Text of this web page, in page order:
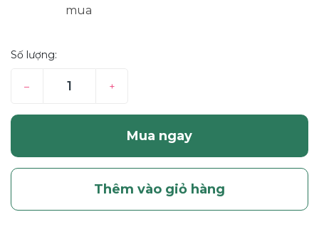
mua
Số lượng:
– +
Mua ngay
Thêm vào giỏ hàng